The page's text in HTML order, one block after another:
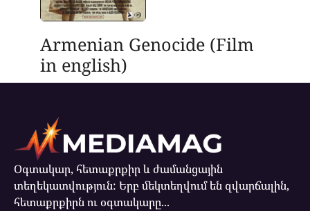
Armenian Genocide (Film
in english)
Օգտակար, հետաքրքիր և ժամանցային
տեղեկատվություն: Երբ մեկտեղվում են զվարճալին,
հետաքրքիրն ու օգտակարը...